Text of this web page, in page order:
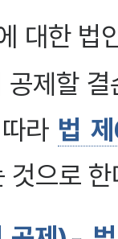
대한
제할
라 법
것으로